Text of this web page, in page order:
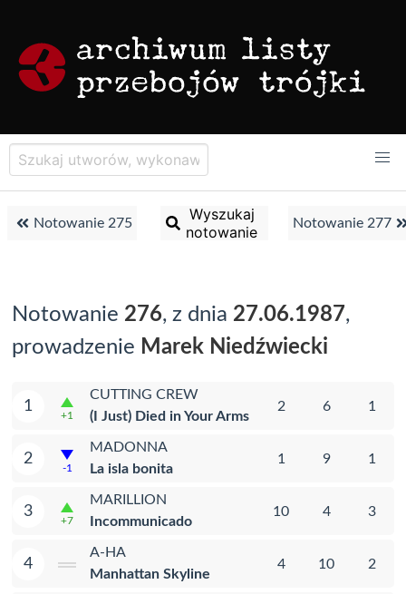
Notowanie 275
Wyszukaj
notowanie
Notowanie 277
Notowanie 276, z dnia 27.06.1987,
prowadzenie Marek Niedźwiecki
1
+1
CUTTING CREW
(I Just) Died in Your Arms
2 6 1
2
-1
MADONNA
La isla bonita
1 9 1
3
+7
MARILLION
Incommunicado
10 4 3
4
A-HA
Manhattan Skyline
4 10 2